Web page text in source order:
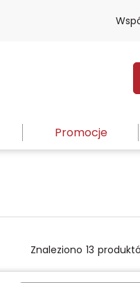
Promocje
Znaleziono 13